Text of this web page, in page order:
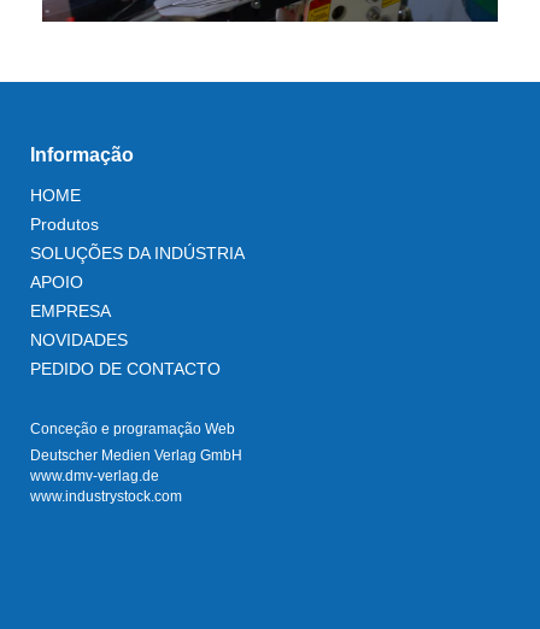
Informação
HOME
Produtos
SOLUÇÕES DA INDÚSTRIA
APOIO
EMPRESA
NOVIDADES
PEDIDO DE CONTACTO
Conceção e programação Web
Deutscher Medien Verlag GmbH
www.dmv-verlag.de
www.industrystock.com